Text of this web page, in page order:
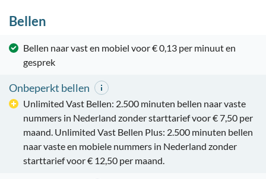
Bellen
Bellen naar vast en mobiel voor € 0,13 per minuut en
gesprek
Onbeperkt bellen
Unlimited Vast Bellen: 2.500 minuten bellen naar vaste
nummers in Nederland zonder starttarief voor € 7,50 per
maand. Unlimited Vast Bellen Plus: 2.500 minuten bellen
naar vaste en mobiele nummers in Nederland zonder
starttarief voor € 12,50 per maand.